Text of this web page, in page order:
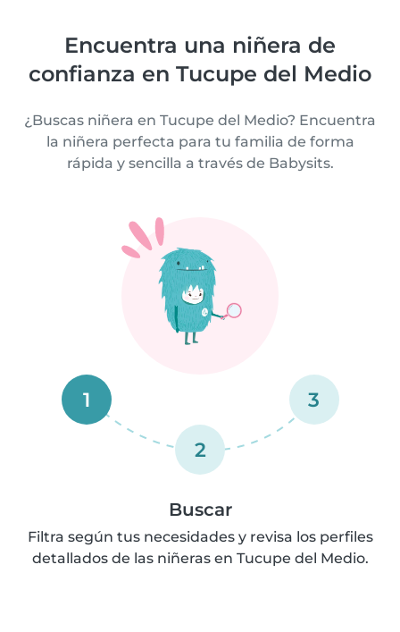
Encuentra una niñera de
confianza en Tucupe del Medio
¿Buscas niñera en Tucupe del Medio? Encuentra
la niñera perfecta para tu familia de forma
rápida y sencilla a través de Babysits.
1
2
3
Buscar
Filtra según tus necesidades y revisa los perfiles
detallados de las niñeras en Tucupe del Medio.